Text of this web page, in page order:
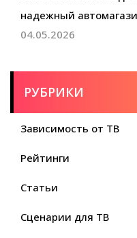
надежный
04.05.2026
РУБРИКИ
Зависимость от ТВ
Рейтинги
Статьи
Сценарии для ТВ